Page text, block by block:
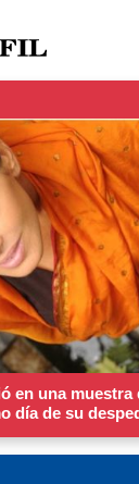
en una muestra
día de su